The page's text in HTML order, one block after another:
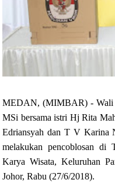
MEDAN, (MIMBAR) - Wali
MSi bersama istri Hj Rita
Edriansyah dan T V Karina
melakukan pencoblosan di
Karya Wisata, Keluruhan
Johor, Rabu (27/6/2018).